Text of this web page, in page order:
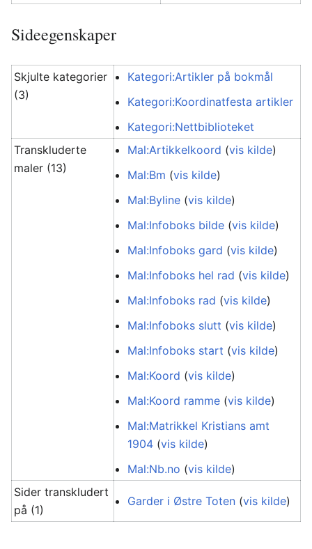
Sideegenskaper
Skjulte kategorier
(3)
Kategori:Artikler på bokmål
Kategori:Koordinatfesta artikler
Kategori:Nettbiblioteket
Transkluderte
maler (13)
Mal:Artikkelkoord (vis kilde)
Mal:Bm (vis kilde)
Mal:Byline (vis kilde)
Mal:Infoboks bilde (vis kilde)
Mal:Infoboks gard (vis kilde)
Mal:Infoboks hel rad (vis kilde)
Mal:Infoboks rad (vis kilde)
Mal:Infoboks slutt (vis kilde)
Mal:Infoboks start (vis kilde)
Mal:Koord (vis kilde)
Mal:Koord ramme (vis kilde)
Mal:Matrikkel Kristians amt
1904 (vis kilde)
Mal:Nb.no (vis kilde)
Sider transkludert
på (1)
Garder i Østre Toten (vis kilde)